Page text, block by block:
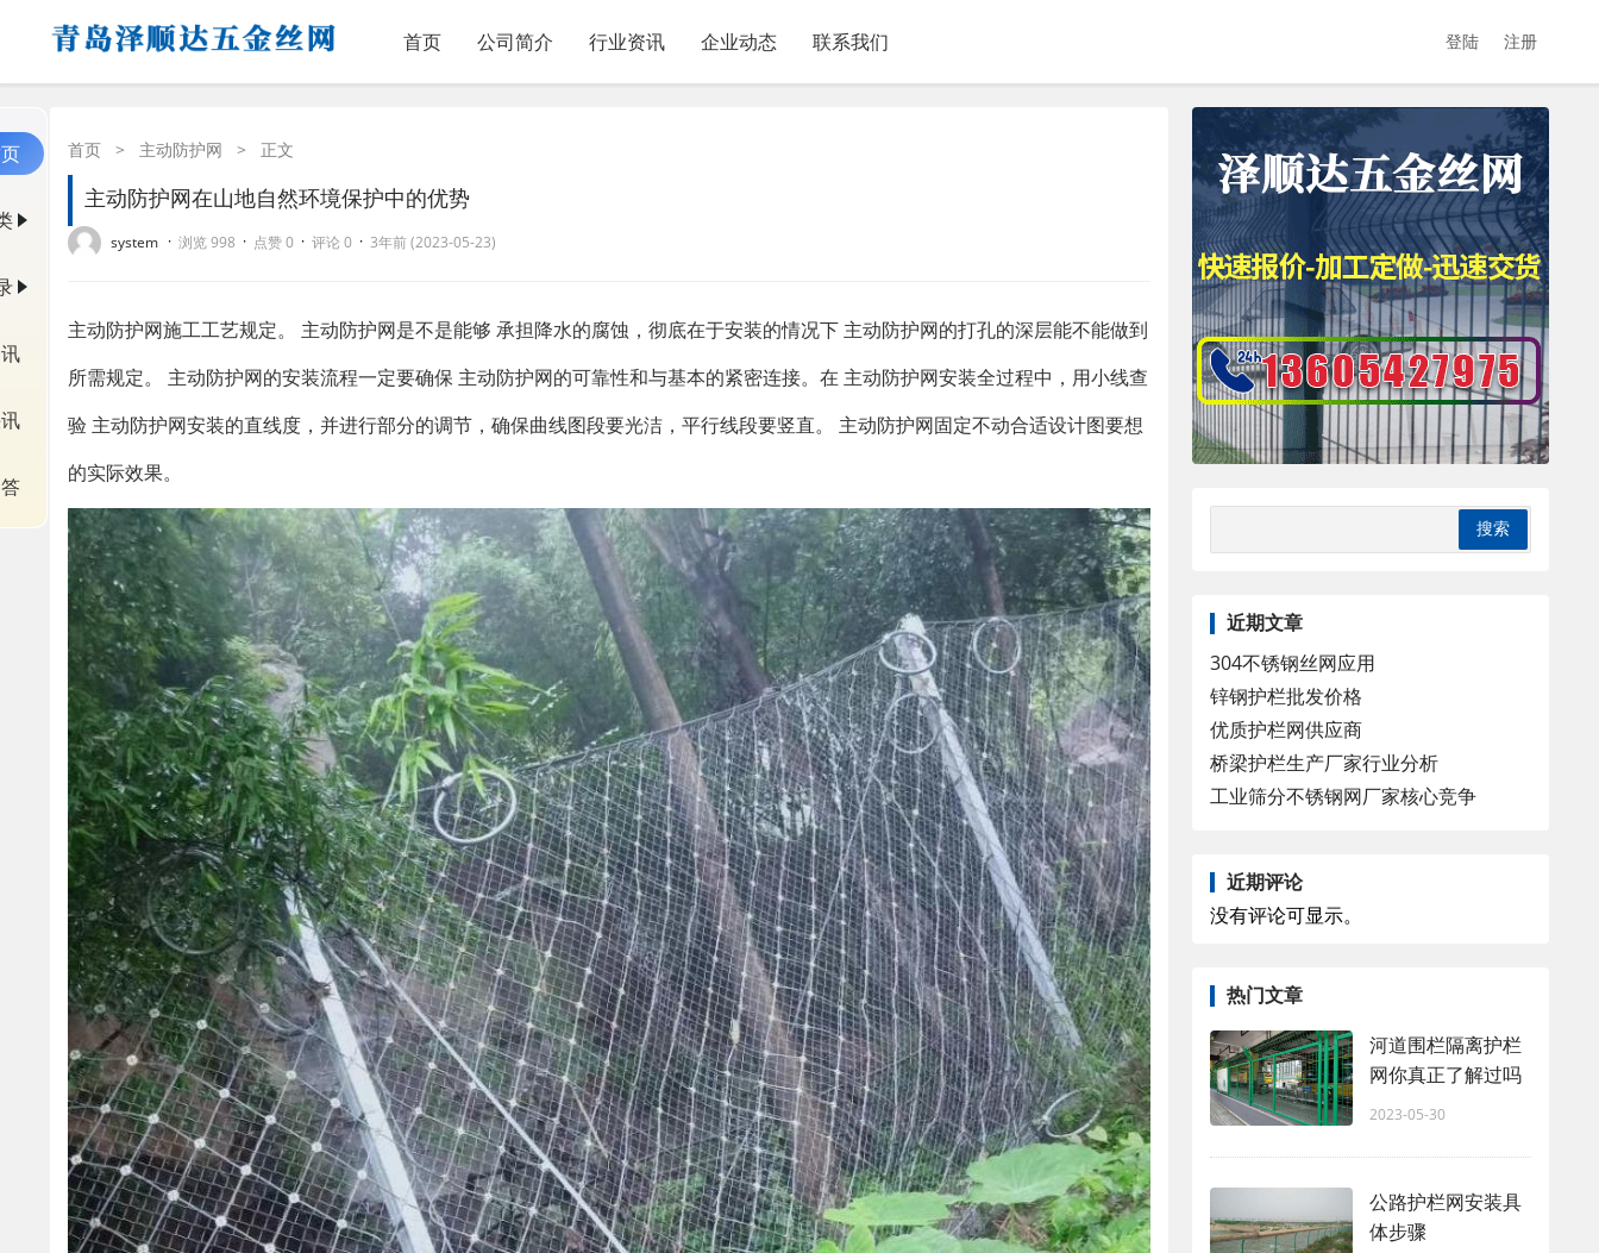
首页 公司简介 行业资讯 企业动态 联系我们 登陆 注册
首页 > 主动防护网 > 正文
主动防护网在山地自然环境保护中的优势
system · 浏览 998 · 点赞 0 · 评论 0 · 3年前 (2023-05-23)
主动防护网施工工艺规定。 主动防护网是不是能够 承担降水的腐蚀，彻底在于安装的情况下 主动防护网的打孔的深层能不能做到
所需规定。 主动防护网的安装流程一定要确保 主动防护网的可靠性和与基本的紧密连接。在 主动防护网安装全过程中，用小线查
验 主动防护网安装的直线度，并进行部分的调节，确保曲线图段要光洁，平行线段要竖直。 主动防护网固定不动合适设计图要想
的实际效果。
近期文章
304不锈钢丝网应用
锌钢护栏批发价格
优质护栏网供应商
桥梁护栏生产厂家行业分析
工业筛分不锈钢网厂家核心竞争
近期评论
没有评论可显示。
热门文章
河道围栏隔离护栏
网你真正了解过吗
2023-05-30
公路护栏网安装具
体步骤